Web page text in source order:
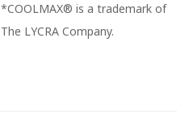
*COOLMAX® is a trademark of
The LYCRA Company.